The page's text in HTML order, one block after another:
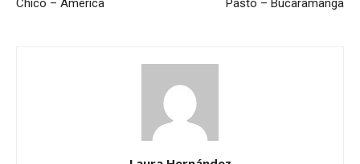
Chicó – América Pasto – Bucaramanga